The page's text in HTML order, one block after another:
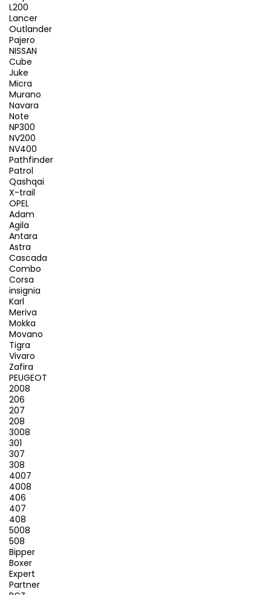
L200
Lancer
Outlander
Pajero
NISSAN
Cube
Juke
Micra
Murano
Navara
Note
NP300
NV200
NV400
Pathfinder
Patrol
Qashqai
X-trail
OPEL
Adam
Agila
Antara
Astra
Cascada
Combo
Corsa
insignia
Karl
Meriva
Mokka
Movano
Tigra
Vivaro
Zafira
PEUGEOT
2008
206
207
208
3008
301
307
308
4007
4008
406
407
408
5008
508
Bipper
Boxer
Expert
Partner